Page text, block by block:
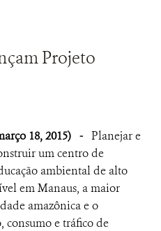
Projeto
18, 2015) - Planejar e
um centro de
ambiental de alto
em Manaus, a maior
amazônica e o
consumo e tráfico de